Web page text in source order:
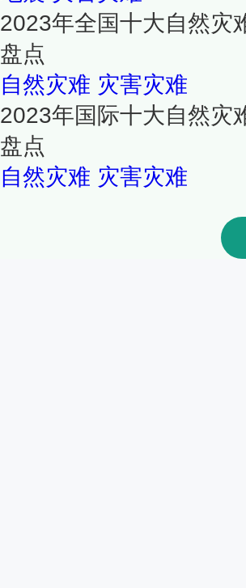
2023年全国十大自然灾
盘点
自然灾难 灾害灾难
2023年国际十大自然灾
盘点
自然灾难 灾害灾难